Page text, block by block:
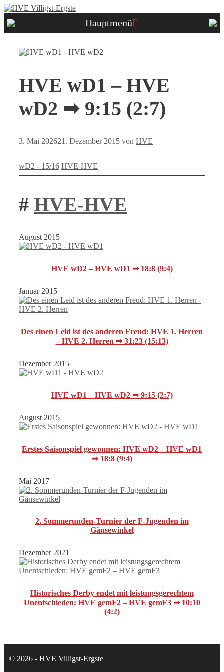
Zum
springen
Hauptmenü
HVE wD1 – HVE
wD2 ➟ 9:15 (2:7)
3. Mai 202621. Dezember 2015 von HVE
Kategorien
wD2 - 15/16 Schlagwörter
HVE-HVE
# HVE-HVE
August 2015
HVE wD2 – HVE wD1 ➟ 18:8 (9:4)
Januar 2015
Des einen Leid ist des anderen Freud: HVE 1. Herren
– HVE 2. Herren ➟ 31:23 (15:13)
Dezember 2015
HVE wD1 – HVE wD2 ➟ 9:15 (2:7)
August 2015
Erstes Saisonspiel gewonnen: HVE wD2 – HVE wD1
➟ 18:8 (9:4)
Mai 2017
2. Sommerunden-Turnier der F-Jugenden im
Gänsewinkel
Dezember 2021
Historisches Derby endet mit leistungsgerechtem
Unentschieden: HVE gemF2 – HVE gemF3 ➟ 10:10
(4:2)
© 2026 - HVE Villigst-Ergste